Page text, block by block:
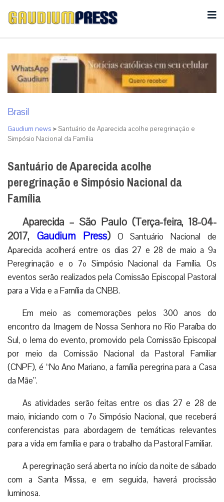
Brasil
Gaudium news >Santuário de Aparecida acolhe peregrinação e
Simpósio Nacional da Família
Santuário de Aparecida acolhe
peregrinação e Simpósio Nacional da
Família
Aparecida – São Paulo (Terça-feira, 18-04-
2017, Gaudium Press)O Santuário Nacional de
Aparecida acolherá entre os dias 27 e 28 de maio a 9ª
Peregrinação e o 7º Simpósio Nacional da Família. Os
eventos serão realizados pela Comissão Episcopal Pastoral
para a Vida e a Família da CNBB.
Em meio as comemorações pelos 300 anos do
encontro da Imagem de Nossa Senhora no Rio Paraíba do
Sul, o lema do evento, promovido pela Comissão Episcopal
por meio da Comissão Nacional da Pastoral Familiar
(CNPF), é “No Ano Mariano, a família peregrina para a Casa
da Mãe”.
As atividades serão feitas entre os dias 27 e 28 de
maio, iniciando com o 7º Simpósio Nacional, que receberá
conferencistas para abordagem de temáticas relevantes
para a vida em família e para o trabalho da Pastoral Familiar.
A peregrinação será aberta no início da noite de sábado
com a Santa Missa, e em seguida, haverá procissão
luminosa.